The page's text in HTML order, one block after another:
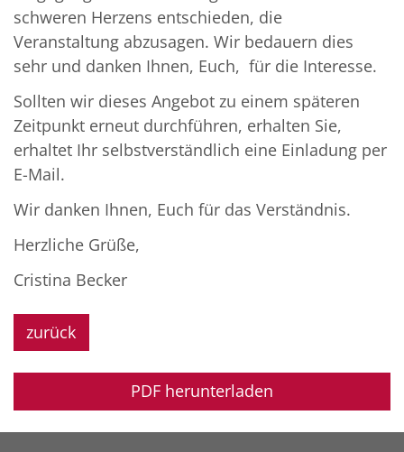
schweren Herzens entschieden, die
Veranstaltung abzusagen. Wir bedauern dies
sehr und danken Ihnen, Euch, für die Interesse.
Sollten wir dieses Angebot zu einem späteren
Zeitpunkt erneut durchführen, erhalten Sie,
erhaltet Ihr selbstverständlich eine Einladung per
E-Mail.
Wir danken Ihnen, Euch für das Verständnis.
Herzliche Grüße,
Cristina Becker
zurück
PDF herunterladen